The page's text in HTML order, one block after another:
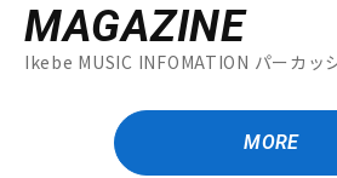
MAGAZINE
Ikebe MUSIC INFOMATION パーカッ
MORE